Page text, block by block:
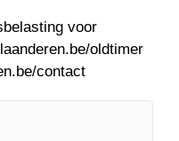
voor
oldtimer
contact